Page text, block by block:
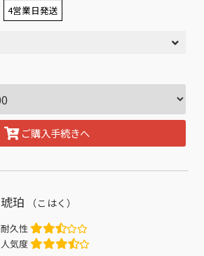
4営業日発送
ご購入手続きへ
琥珀 （こはく）
耐久性
人気度